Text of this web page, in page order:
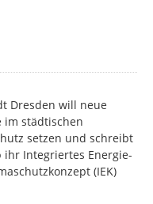
Dresden will neue
im städtischen
setzen und schreibt
ihr Integriertes Energie-
(IEK)